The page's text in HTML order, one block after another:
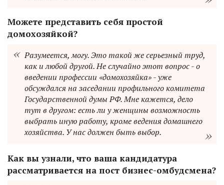
Можете представить себя простой
домохозяйкой?
Разумеется, могу. Это такой же серьезный труд,
как и любой другой. Не случайно этот вопрос - о
введении профессии «домохозяйка» - уже
обсуждался на заседании профильного комитета
Государственной думы РФ. Мне кажется, дело
тут в другом: есть ли у женщины возможность
выбрать иную работу, кроме ведения домашнего
хозяйства. У нас должен быть выбор.
Как вы узнали, что ваша кандидатура
рассматривается на пост бизнес-омбудсмена?